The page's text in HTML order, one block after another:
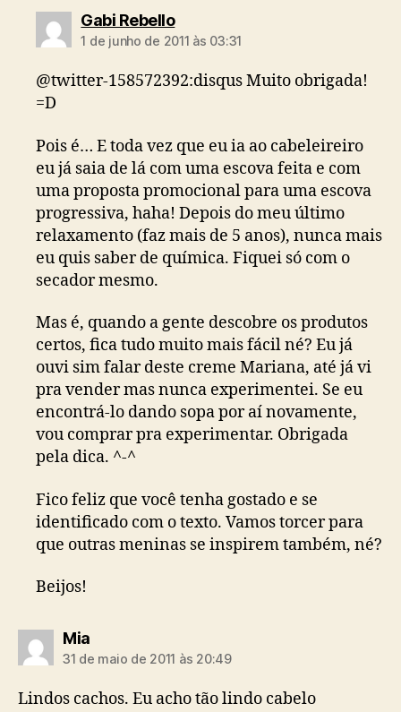
Gabi Rebellodiz:
1 de junho de 2011 às 03:31
@twitter-158572392:disqus Muito obrigada!
=D
Pois é… E toda vez que eu ia ao cabeleireiro
eu já saia de lá com uma escova feita e com
uma proposta promocional para uma escova
progressiva, haha! Depois do meu último
relaxamento (faz mais de 5 anos), nunca mais
eu quis saber de química. Fiquei só com o
secador mesmo.
Mas é, quando a gente descobre os produtos
certos, fica tudo muito mais fácil né? Eu já
ouvi sim falar deste creme Mariana, até já vi
pra vender mas nunca experimentei. Se eu
encontrá-lo dando sopa por aí novamente,
vou comprar pra experimentar. Obrigada
pela dica. ^-^
Fico feliz que você tenha gostado e se
identificado com o texto. Vamos torcer para
que outras meninas se inspirem também, né?
Beijos!
Miadiz:
31 de maio de 2011 às 20:49
Lindos cachos. Eu acho tão lindo cabelo